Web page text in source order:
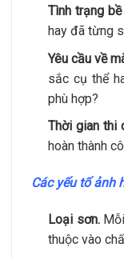
Tình trạng
hay đã từng
Yêu cầu về
sắc cụ thể
phù hợp?
Thời gian thi
hoàn thành
Các yếu tố ảnh
Loại sơn.
thuộc vào